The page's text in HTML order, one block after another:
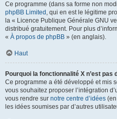
Ce programme (dans sa forme non
phpBB Limited , qui en est le légitime
la « Licence Publique Générale GNU
distribué gratuitement. Pour plus
« À propos de phpBB » (en anglais).
Haut
Pourquoi la fonctionnalité X n’est pas
Ce programme a été développé et mis
vous souhaitez proposer l’intégration
vous rendre sur notre centre d’idées
les idées soumises par d’autres